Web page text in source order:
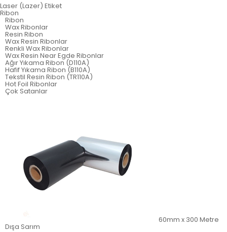
Laser (Lazer) Etiket
Ribon
Ribon
Wax Ribonlar
Resin Ribon
Wax Resin Ribonlar
Renkli Wax Ribonlar
Wax Resin Near Egde Ribonlar
Ağır Yıkama Ribon (D110A)
Hafif Yıkama Ribon (B110A)
Tekstil Resin Ribon (TR110A)
Hot Foil Ribonlar
Çok Satanlar
60mm x 300 Metre
Dışa Sarım